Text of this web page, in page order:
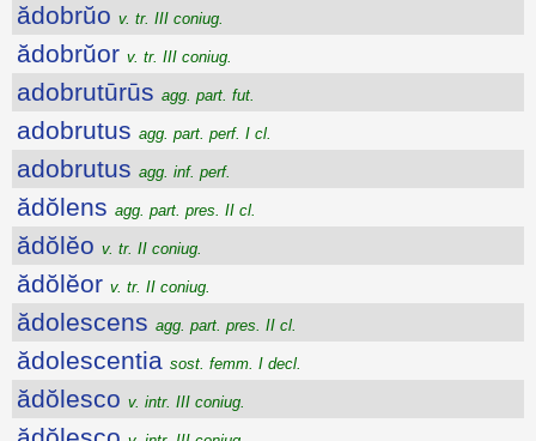
ădobrŭo v. tr. III coniug.
ădobrŭor v. tr. III coniug.
adobrutūrūs agg. part. fut.
adobrutus agg. part. perf. I cl.
adobrutus agg. inf. perf.
ădŏlens agg. part. pres. II cl.
ădŏlĕo v. tr. II coniug.
ădŏlĕor v. tr. II coniug.
ădolescens agg. part. pres. II cl.
ădolescentia sost. femm. I decl.
ădŏlesco v. intr. III coniug.